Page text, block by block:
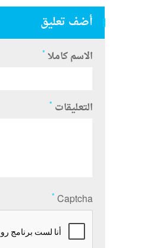
أضف تعليق
الاسم كاملا *
التعليقات *
Captcha
*